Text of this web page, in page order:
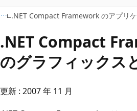
プ
.NET Compact Framework のアプリ
.NET Compact
のグラフィックス
更新 : 2007 年 11 月